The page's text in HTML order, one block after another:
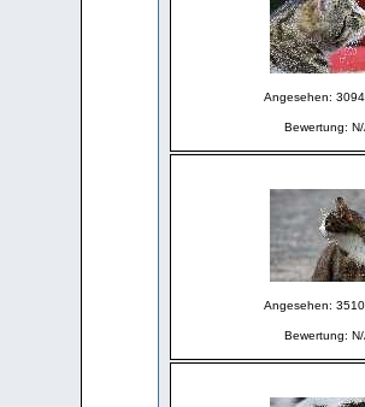
Angesehen: 3094
Bewertung: N/
Angesehen: 3510
Bewertung: N/